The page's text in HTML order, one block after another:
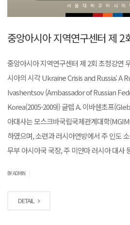
중앙아시아 지역연구센터 제 2
중앙아시아 지역연구센터 제 2회 초청강연
시아의 시각 Ukraine Crisis and Russia: A
Ivashentsov (Ambassador of Russian
Korea(2005-2009)) 글렙 A. 이바쉔초프
아대사는 모스크바국립국제관계대학
하였으며, 소련과 러시아연방에서 주 인도
무부 아시아국 국장, 주 미얀마 러시아 대
BY ADMIN
DETAIL